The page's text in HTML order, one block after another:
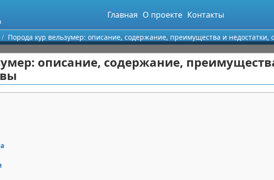
Главная О проекте Контакты
Порода кур вельзумер: описание, содержание, преимущества и недостатки,
описание, содержание,